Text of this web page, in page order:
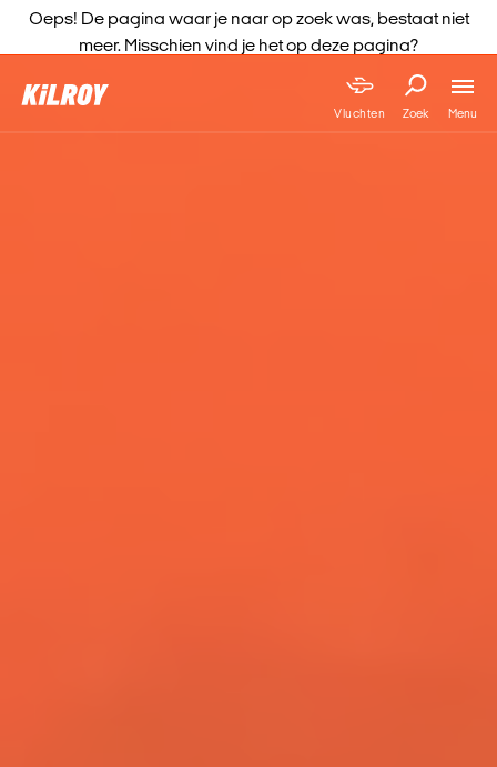
Vluchten Zoek Menu
Oeps! De pagina waar je naar op zoek was, bestaat niet
meer. Misschien vind je het op deze pagina?